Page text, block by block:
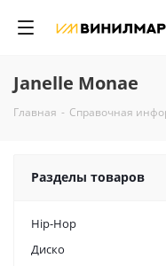
Janelle Monae
Главная - Справочная
Разделы товаров
Hip-Hop
Диско